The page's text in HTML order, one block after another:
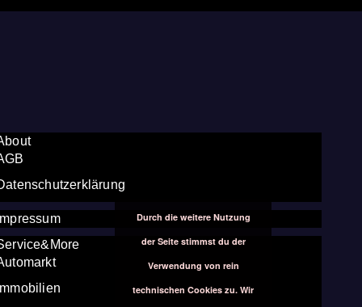
Durch die weitere Nutzung
der Seite stimmst du der
Verwendung von rein
technischen Cookies zu. Wir